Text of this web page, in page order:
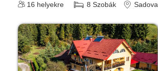
16 helyekre 8 Szobák Sadova